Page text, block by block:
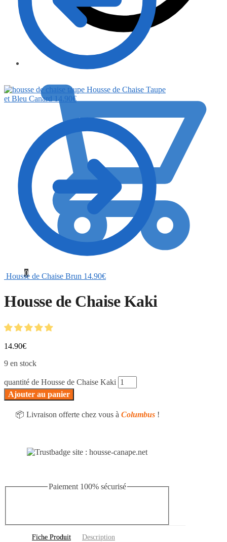
0
Housse de Chaise Taupe
et Bleu Canard 14.90€
Housse de Chaise Brun 14.90€
Housse de Chaise Kaki
14.90€
9 en stock
quantité de Housse de Chaise Kaki
Ajouter au panier
📦 Livraison offerte chez vous à Columbus !
Paiement 100% sécurisé
Fiche Produit Description